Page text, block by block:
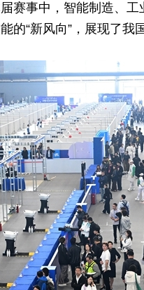
赛事中，智能制造、
的“新风向”，展现了我